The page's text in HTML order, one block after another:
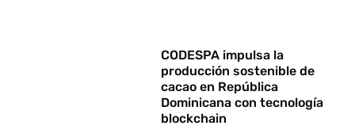
CODESPA impulsa la
producción sostenible de
cacao en República
Dominicana con tecnología
blockchain